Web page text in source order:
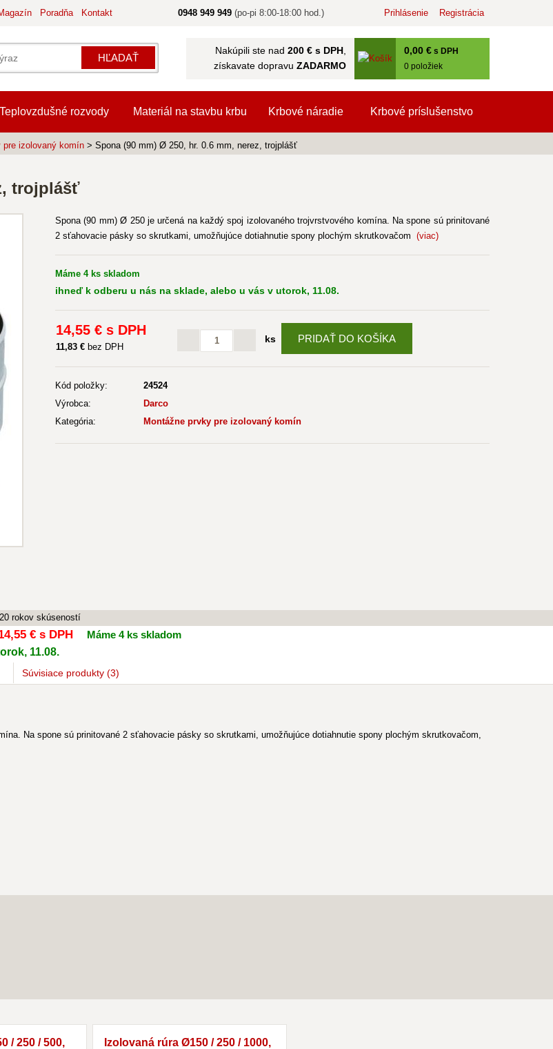
HĽADAŤ
Nakúpili ste nad 200 € s DPH ,
získavate dopravu ZADARMO
0,00 € s DPH
0 položiek
Prihlásenie Registrácia
0948 949 949 (po-pi 8:00-18:00 hod.)
Poradňa Kontakt
Teplovzdušné rozvody Materiál na stavbu krbu Krbové náradie Krbové príslušenstvo
pre izolovaný komín > Spona (90 mm) Ø 250, hr. 0.6 mm, nerez, trojplášť
trojplášť
Spona (90 mm) Ø 250 je určená na každý spoj izolovaného trojvrstvového komína. Na spone sú prinitované
2 sťahovacie pásky so skrutkami, umožňujúce dotiahnutie spony plochým skrutkovačom (viac)
Máme 4 ks skladom
ihneď k odberu u nás na sklade, alebo u vás v utorok, 11.08.
14,55 € s DPH
11,83 € bez DPH
ks PRIDAŤ DO KOŠÍKA
Kód položky:
24524
Výrobca:
Darco
Kategória:
Montážne prvky pre izolovaný komín
,55 € s DPH Máme 4 ks skladom
11.08.
Súvisiace produkty (3)
Na spone sú prinitované 2 sťahovacie pásky so skrutkami, umožňujúce dotiahnutie spony plochým skrutkovačom,
/ 250 / 500,
Izolovaná rúra Ø150 / 250 / 1000,